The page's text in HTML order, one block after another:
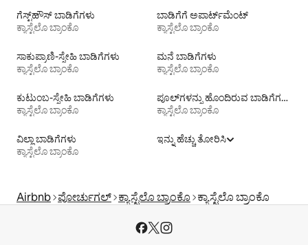
ಗೆಸ್ಟ್‌ಹೌಸ್‌ ಬಾಡಿಗೆಗಳು
ಕ್ಯಾಸ್ಟೆಲೊ ಬ್ರಾಂಕೊ
ಬಾಡಿಗೆಗೆ ಅಪಾರ್ಟ್‌ಮೆಂಟ್‌
ಕ್ಯಾಸ್ಟೆಲೊ ಬ್ರಾಂಕೊ
ಸಾಕುಪ್ರಾಣಿ-ಸ್ನೇಹಿ ಬಾಡಿಗೆಗಳು
ಕ್ಯಾಸ್ಟೆಲೊ ಬ್ರಾಂಕೊ
ಮನೆ ಬಾಡಿಗೆಗಳು
ಕ್ಯಾಸ್ಟೆಲೊ ಬ್ರಾಂಕೊ
ಕುಟುಂಬ-ಸ್ನೇಹಿ ಬಾಡಿಗೆಗಳು
ಕ್ಯಾಸ್ಟೆಲೊ ಬ್ರಾಂಕೊ
ಪೂಲ್‍ಗಳನ್ನು ಹೊಂದಿರುವ ಬಾಡಿಗೆಗಳು
ಕ್ಯಾಸ್ಟೆಲೊ ಬ್ರಾಂಕೊ
ವಿಲ್ಲಾ ಬಾಡಿಗೆಗಳು
ಕ್ಯಾಸ್ಟೆಲೊ ಬ್ರಾಂಕೊ
ಇನ್ನು ಹೆಚ್ಚು ತೋರಿಸಿ
Airbnb ಪೋರ್ಚುಗಲ್ ಕ್ಯಾಸ್ಟೆಲೊ ಬ್ರಾಂಕೊ ಕ್ಯಾಸ್ಟೆಲೊ ಬ್ರಾಂಕೊ